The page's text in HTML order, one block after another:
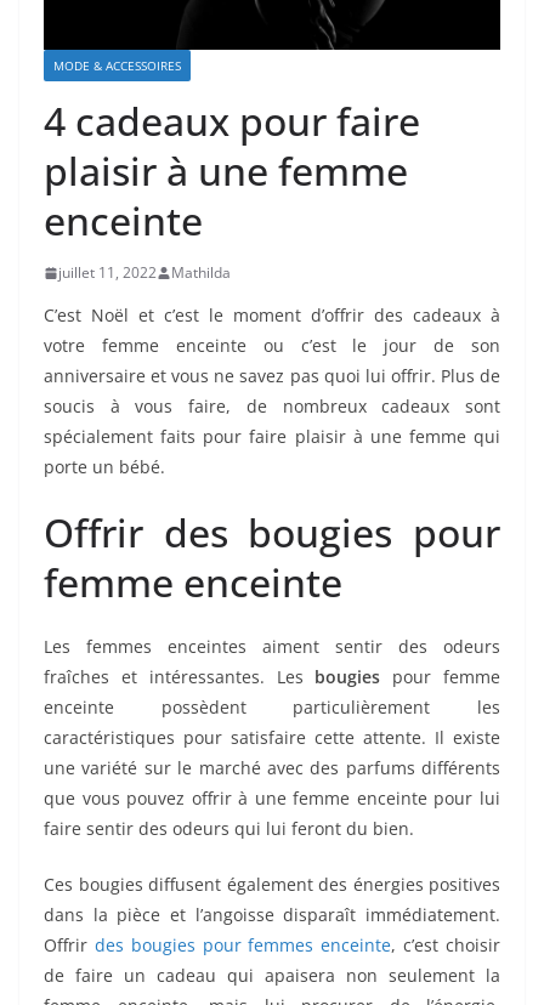
MODE & ACCESSOIRES
4 cadeaux pour faire
plaisir à une femme
enceinte
juillet 11, 2022 Mathilda
C’est Noël et c’est le moment d’offrir des cadeaux à
votre femme enceinte ou c’est le jour de son
anniversaire et vous ne savez pas quoi lui offrir. Plus de
soucis à vous faire, de nombreux cadeaux sont
spécialement faits pour faire plaisir à une femme qui
porte un bébé.
Offrir des bougies pour
femme enceinte
Les femmes enceintes aiment sentir des odeurs
fraîches et intéressantes. Les bougies pour femme
enceinte possèdent particulièrement les
caractéristiques pour satisfaire cette attente. Il existe
une variété sur le marché avec des parfums différents
que vous pouvez offrir à une femme enceinte pour lui
faire sentir des odeurs qui lui feront du bien.
Ces bougies diffusent également des énergies positives
dans la pièce et l’angoisse disparaît immédiatement.
Offrir des bougies pour femmes enceinte, c’est choisir
de faire un cadeau qui apaisera non seulement la